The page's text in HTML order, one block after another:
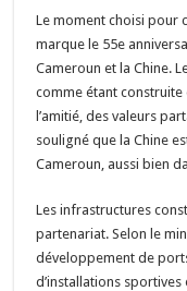
Le moment choisi pour
marque le 55e
Cameroun et la Chine.
comme étant construite
l’amitié, des valeurs
souligné que la Chine
Cameroun, aussi bien
Les infrastructures
partenariat. Selon le
développement de
d’installations